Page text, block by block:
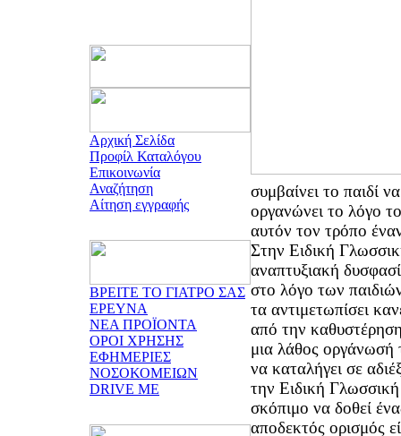
Αρχική Σελίδα
Προφίλ Καταλόγου
Επικοινωνία
Αναζήτηση
Αίτηση εγγραφής
ΒΡΕΙΤΕ ΤΟ ΓΙΑΤΡΟ ΣΑΣ
ΕΡΕΥΝΑ
ΝΕΑ ΠΡΟΪΟΝΤΑ
ΟΡΟΙ ΧΡΗΣΗΣ
ΕΦΗΜΕΡΙΕΣ
ΝΟΣΟΚΟΜΕΙΩΝ
DRIVE ME
συμβαίνει το παιδί
οργανώνει το λόγο
αυτόν τον τρόπο
Στην Ειδική
αναπτυξιακή
στο λόγο των
τα αντιμετωπίσει
από την
μια λάθος
να καταλήγει σε
την Ειδική
σκόπιμο να δοθεί